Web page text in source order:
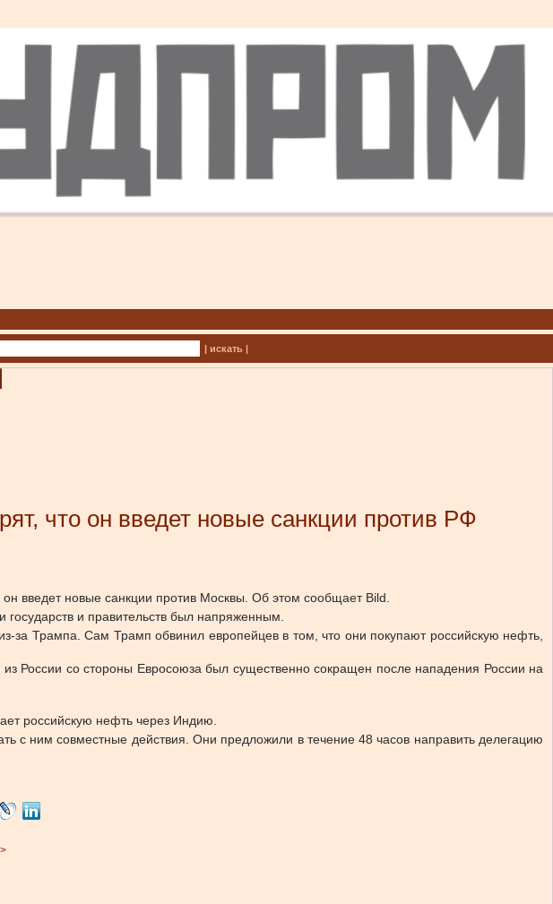
| искать |
что он введет новые санкции против РФ
введет новые санкции против Москвы. Об этом сообщает Bild.
и правительств был напряженным.
за Трампа. Сам Трамп обвинил европейцев в том, что они покупают российскую нефть,
России со стороны Евросоюза был существенно сокращен после нападения России на
российскую нефть через Индию.
с ним совместные действия. Они предложили в течение 48 часов направить делегацию